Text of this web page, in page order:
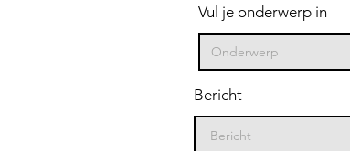
Vul je onderwerp in
Bericht